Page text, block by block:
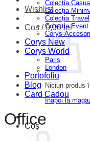
Wishlist
Coș /0,00lei
Niciun produs
Înapoi la
Coș
Colecția Casual
Colecția
Colecția Travel
Colecția Event
Corys-
Corys New
Corys World
Paris
London
Portofoliu
Blog
Card Cadou
Office